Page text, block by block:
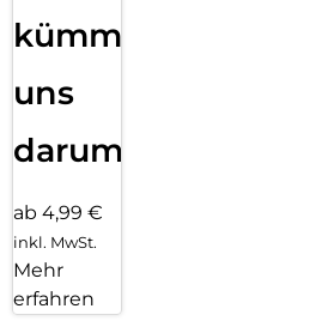
kümmern
uns
darum!
ab 4,99 €
inkl. MwSt.
Mehr
erfahren